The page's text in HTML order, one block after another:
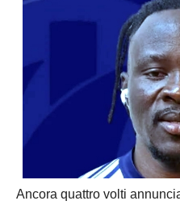
SIENA
Amatori AICS Lucca
Ancora quattro volti